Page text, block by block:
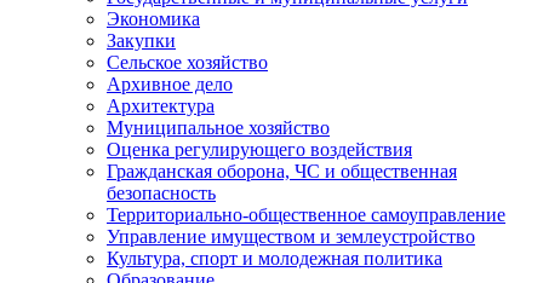
Экономика
Закупки
Сельское хозяйство
Архивное дело
Архитектура
Муниципальное хозяйство
Оценка регулирующего воздействия
Гражданская оборона, ЧС и общественная
безопасность
Территориально-общественное самоуправление
Управление имуществом и землеустройство
Культура, спорт и молодежная политика